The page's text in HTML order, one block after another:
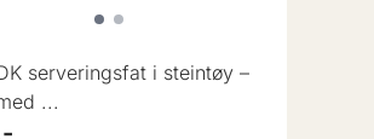
serveringsfat i steintøy –
...